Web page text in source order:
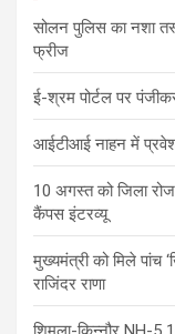
सोलन पुलिस का नशा
फ्रीज
ई-श्रम पोर्टल पर
आईटीआई नाहन में
10 अगस्त को जिला
कैंपस इंटरव्यू
मुख्यमंत्री को मिले पांच
राजिंदर राणा